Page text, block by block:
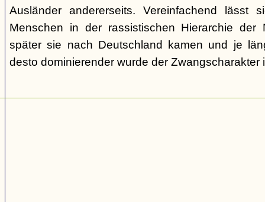
Ausländer andererseits. Vereinfachend lässt
Menschen in der rassistischen Hierarchie der
später sie nach Deutschland kamen und je
desto dominierender wurde der Zwangscharakter